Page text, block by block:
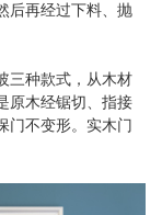
后再经过下料、抛
三种款式，从木材
原木经锯切、指接
门不变形。实木门